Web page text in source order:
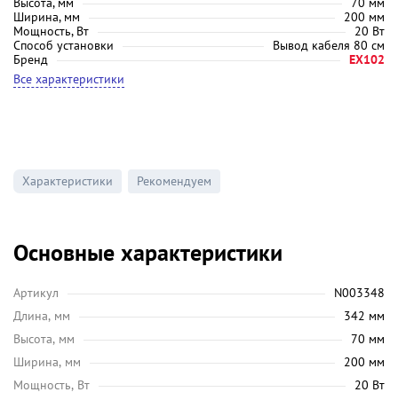
Ширина, мм
200 мм
Мощность, Вт
20 Вт
Способ установки
Вывод кабеля 80 см
Бренд
EX102
Все характеристики
Характеристики Рекомендуем
Основные характеристики
Артикул
N003348
Длина, мм
342 мм
Высота, мм
70 мм
Ширина, мм
200 мм
Мощность, Вт
20 Вт